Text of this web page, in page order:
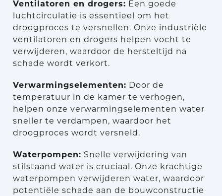
Ventilatoren en drogers: Een goede
luchtcirculatie is essentieel om het
droogproces te versnellen. Onze industriële
ventilatoren en drogers helpen vocht te
verwijderen, waardoor de hersteltijd na
schade wordt verkort.
Verwarmingselementen: Door de
temperatuur in de kamer te verhogen,
helpen onze verwarmingselementen water
sneller te verdampen, waardoor het
droogproces wordt versneld.
Waterpompen: Snelle verwijdering van
stilstaand water is cruciaal. Onze krachtige
waterpompen verwijderen water, waardoor
potentiële schade aan de bouwconstructie